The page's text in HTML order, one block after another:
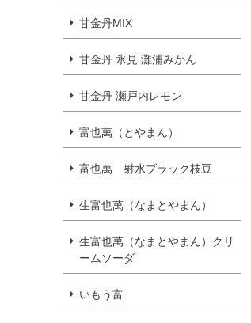
甘金丹MIX
甘金丹 氷見 灘浦みかん
甘金丹 瀬戸内レモン
富也萬（とやまん）
富也萬 射水ブラック枝豆
生富也萬（なまとやまん）
生富也萬（なまとやまん）クリ
ームソーダ
いもう富